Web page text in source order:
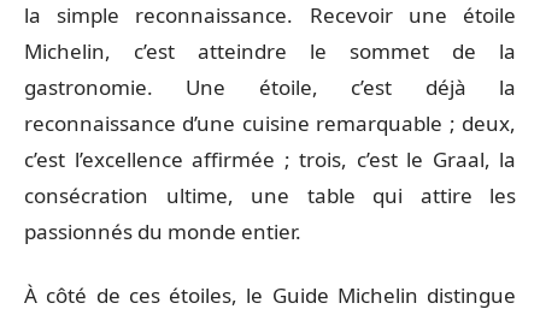
la simple reconnaissance. Recevoir une étoile
Michelin, c’est atteindre le sommet de la
gastronomie. Une étoile, c’est déjà la
reconnaissance d’une cuisine remarquable ; deux,
c’est l’excellence affirmée ; trois, c’est le Graal, la
consécration ultime, une table qui attire les
passionnés du monde entier.
À côté de ces étoiles, le Guide Michelin distingue